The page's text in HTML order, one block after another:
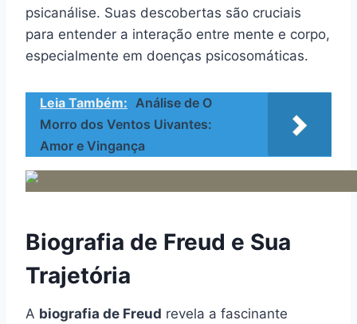
psicanálise. Suas descobertas são cruciais
para entender a interação entre mente e corpo,
especialmente em doenças psicosomáticas.
Leia Também: Análise de O
Morro dos Ventos Uivantes:
Amor e Vingança
Biografia de Freud e Sua
Trajetória
A biografia de Freud revela a fascinante